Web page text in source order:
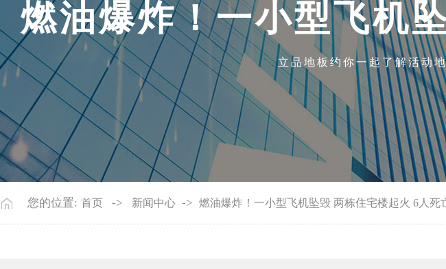
燃油爆炸！一小型飞机
立品地板约你一起了解活动
您的位置: 首页 -> 新闻中心 -> 燃油爆炸！一小型飞机坠毁 两栋住宅楼起火 6人死